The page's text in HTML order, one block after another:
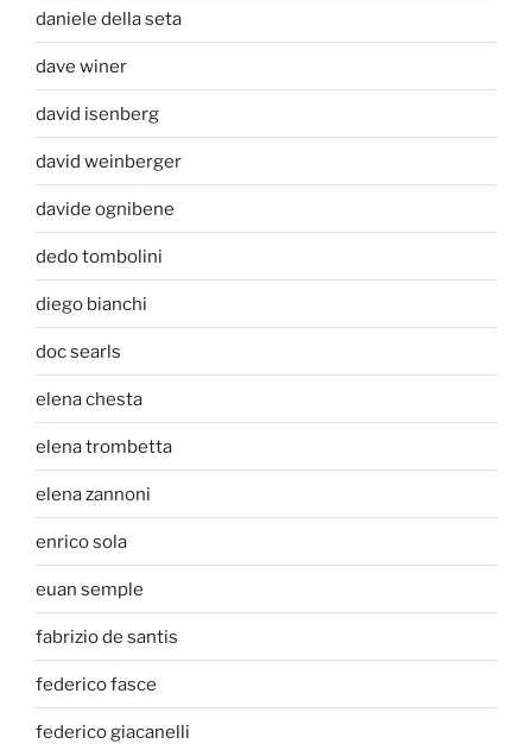
daniele della seta
dave winer
david isenberg
david weinberger
davide ognibene
dedo tombolini
diego bianchi
doc searls
elena chesta
elena trombetta
elena zannoni
enrico sola
euan semple
fabrizio de santis
federico fasce
federico giacanelli